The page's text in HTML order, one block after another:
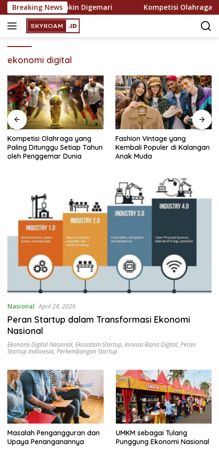
Skip
to
content
Breaking News
yang Semakin Digemari Kompetisi Olahraga
ekonomi digital
Kompetisi Olahraga yang
Paling Ditunggu Setiap Tahun
oleh Penggemar Dunia
Fashion Vintage yang
Kembali Populer di Kalangan
Anak Muda
Nasional April 24, 2026
Peran Startup dalam Transformasi Ekonomi
Nasional
Ekonomi Digital Nasional, Ekosistem Startup, Inovasi Bisnis Digital, Peran
Startup Indonesia, Perkembangan Startup
Masalah Pengangguran dan
Upaya Penanganannya
UMKM sebagai Tulang
Punggung Ekonomi Nasional